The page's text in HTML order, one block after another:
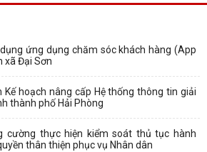
ứng dụng chăm sóc khách hàng (App
xã Đại Sơn
hoạch nâng cấp Hệ thống thông tin giải
thành phố Hải Phòng
cường thực hiện kiểm soát thủ tục hành
thân thiện phục vụ Nhân dân